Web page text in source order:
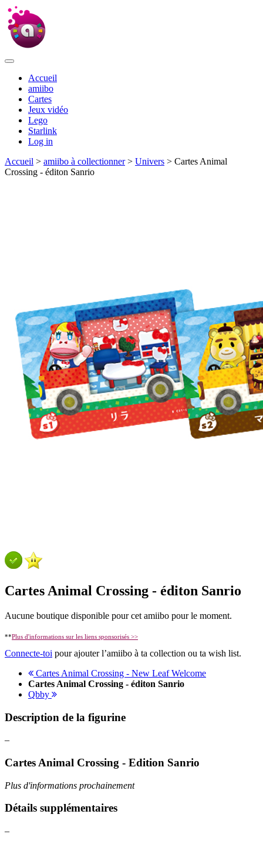
Accueil
amiibo
Cartes
Jeux vidéo
Lego
Starlink
Log in
Accueil > amiibo à collectionner> Univers > Cartes Animal
Crossing - éditon Sanrio
Cartes Animal Crossing - éditon Sanrio
Aucune boutique disponible pour cet amiibo pour le moment.
**Plus d'informations sur les liens sponsorisés >>
Connecte-toi pour ajouter l’amiibo à ta collection ou ta wish list.
Cartes Animal Crossing - New Leaf Welcome
Cartes Animal Crossing - éditon Sanrio
Qbby
Description de la figurine
–
Cartes Animal Crossing - Edition Sanrio
Plus d'informations prochainement
Détails supplémentaires
–